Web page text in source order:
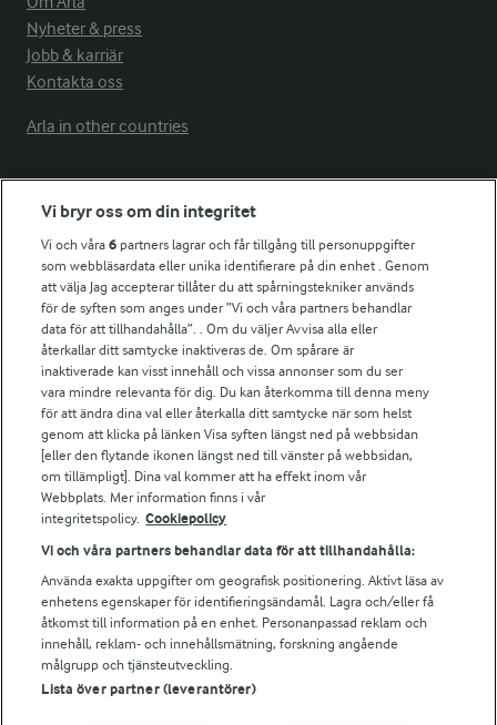
Nyheter & press
Jobb & karriär
Kontakta oss
Arla in other countries
Fler Arlasajter
För ägare
Arlas kundportal
Arla.com
Falbygdens Ost
Arla webbshop
Bildbank
Följ oss
© 2026 Arla Foods
Vi bryr oss om din integritet
Vi och våra6 partners lagrar och får tillgång till personuppgifter
som webbläsardata eller unika identifierare på din enhet . Genom
att välja Jag accepterar tillåter du att spårningstekniker används
för de syften som anges under ”Vi och våra partners behandlar
data för att tillhandahålla”. . Om du väljer Avvisa alla eller
återkallar ditt samtycke inaktiveras de. Om spårare är
inaktiverade kan visst innehåll och vissa annonser som du ser
vara mindre relevanta för dig. Du kan återkomma till denna meny
för att ändra dina val eller återkalla ditt samtycke när som helst
genom att klicka på länken Visa syften längst ned på webbsidan
[eller den flytande ikonen längst ned till vänster på webbsidan,
om tillämpligt]. Dina val kommer att ha effekt inom vår
Webbplats. Mer information finns i vår
integritetspolicy. Cookiepolicy
Vi och våra partners behandlar data för att tillhandahålla:
Använda exakta uppgifter om geografisk positionering. Aktivt läsa av
enhetens egenskaper för identifieringsändamål. Lagra och/eller få
åtkomst till information på en enhet. Personanpassad reklam och
innehåll, reklam- och innehållsmätning, forskning angående
målgrupp och tjänsteutveckling.
Lista över partner (leverantörer)